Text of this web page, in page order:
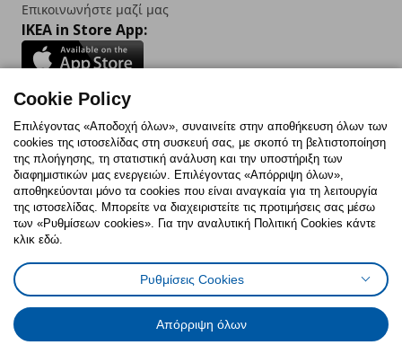
Επικοινωνήστε μαζί μας
IKEA in Store App:
Follow us:
FacebookInstagram
TikTokYoutubePinterestTwitter
Πολιτική CookiesΔήλωση ψηφιακής προσβασιμότητας
Ρυθμίσεις cookiesΌροι Χρήσης
Γενική Πολιτική Προσωπικών Δεδομένων
Πολιτική Προσωπικών Δεδομένων για ΙΚΕΑ.gr
Κώδικας Καταναλωτικής Δεοντολογίας
Cookie Policy
Επιλέγοντας «Αποδοχή όλων», συναινείτε στην αποθήκευση όλων των
cookies της ιστοσελίδας στη συσκευή σας, με σκοπό τη βελτιστοποίηση
της πλοήγησης, τη στατιστική ανάλυση και την υποστήριξη των
διαφημιστικών μας ενεργειών. Επιλέγοντας «Απόρριψη όλων»,
αποθηκεύονται μόνο τα cookies που είναι αναγκαία για τη λειτουργία
της ιστοσελίδας. Μπορείτε να διαχειριστείτε τις προτιμήσεις σας μέσω
των «Ρυθμίσεων cookies». Για την αναλυτική Πολιτική Cookies κάντε
κλικ εδώ.
Ρυθμίσεις Cookies
Απόρριψη όλων